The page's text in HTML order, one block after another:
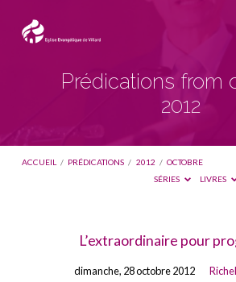
Prédications from
2012
ACCUEIL / PRÉDICATIONS / 2012 / OCTOBRE
SÉRIES
LIVRES
PrédicationsL’extraordinaire pour
dimanche, 28 octobre 2012